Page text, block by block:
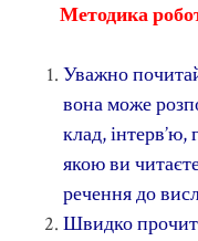
Методика
Уважно
вона може
клад, інтерв’ю,
якою ви
речення до
Швидко